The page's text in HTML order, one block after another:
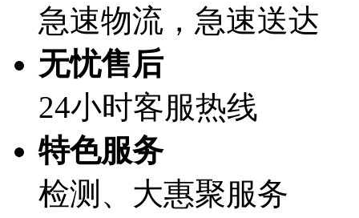
急速物流，急速送达
无忧售后
24小时客服热线
特色服务
检测、大惠聚服务